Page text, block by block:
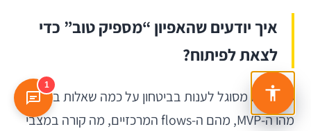
איך יודעים שהאפיון “מספיק טוב” כדי
לצאת לפיתוח?
כשהצוות מסוגל לענות בביטחון על כמה שאלות בסיסיות:
מהו ה-MVP, מהם ה-flows המרכזיים, מה קורה במצבי
1